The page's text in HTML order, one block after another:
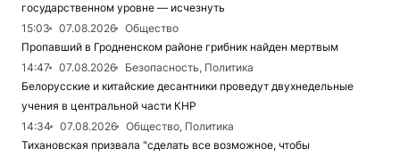
государственном уровне — исчезнуть
15:03
07.08.2026
Общество
Пропавший в Гродненском районе грибник найден мертвым
14:47
07.08.2026
Безопасность, Политика
Белорусские и китайские десантники проведут двухнедельные
учения в центральной части КНР
14:34
07.08.2026
Общество, Политика
Тихановская призвала "сделать все возможное, чтобы